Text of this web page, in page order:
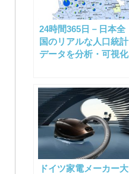
24時間365日－日本全
国のリアルな人口統計
データを分析・可視化
ドイツ家電メーカー大